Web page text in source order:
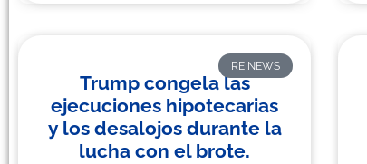
RE NEWS
Trump congela las
ejecuciones hipotecarias
y los desalojos durante la
lucha con el brote.